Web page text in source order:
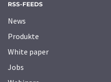
RSS-FEEDS
News
Produkte
White paper
Jobs